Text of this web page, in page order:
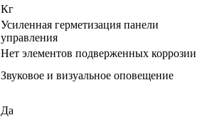
Кг
Усиленная герметизация панели
управления
Нет элементов подверженных коррозии
Звуковое и визуальное оповещение
Да